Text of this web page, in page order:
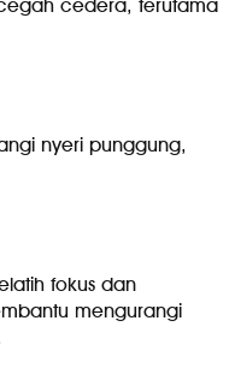
cedera, terutama
nyeri punggung,
fokus dan
mengurangi